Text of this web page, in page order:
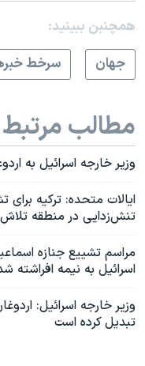
همچنبن ببینید:
جهان
سرخط
مطالب مرتبط
وزیر خارجه اسرائیل به
ایالات متحده: ترکیه
تنش‌زدایی در منطقه
مراسم تشییع جنازه
اسرائیل به نیمه افراشته
وزیر خارجه اسرائیل:
تبدیل کرده است